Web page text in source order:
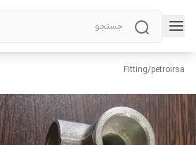
petroirsa
/
Fitting